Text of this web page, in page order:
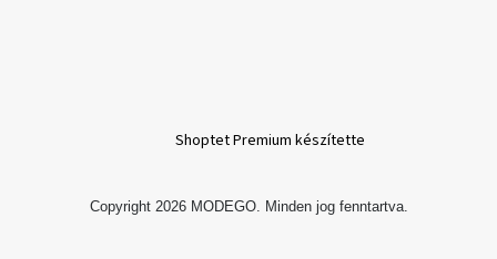
Shoptet Premium készítette
Copyright 2026 MODEGO. Minden jog fenntartva.